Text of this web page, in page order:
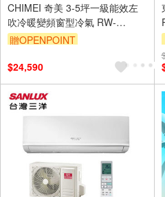
CHIMEI 奇美 3-5坪一級能效左
吹冷暖變頻窗型冷氣 RW-
L29HW1
贈OPENPOINT
$24,590